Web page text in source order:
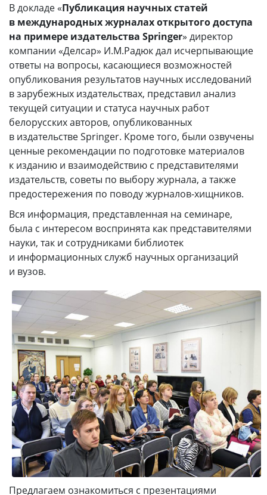
В докладе «Публикация научных статей
в международных журналах открытого доступа
на примере издательства Springer» директор
компании «Делсар» И.М.Радюк дал исчерпывающие
ответы на вопросы, касающиеся возможностей
опубликования результатов научных исследований
в зарубежных издательствах, представил анализ
текущей ситуации и статуса научных работ
белорусских авторов, опубликованных
в издательстве Springer. Кроме того, были озвучены
ценные рекомендации по подготовке материалов
к изданию и взаимодействию с представителями
издательств, советы по выбору журнала, а также
предостережения по поводу журналов-хищников.
Вся информация, представленная на семинаре,
была с интересом воспринята как представителями
науки, так и сотрудниками библиотек
и информационных служб научных организаций
и вузов.
Предлагаем ознакомиться с презентациями